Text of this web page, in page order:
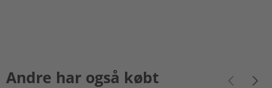
Andre har også købt